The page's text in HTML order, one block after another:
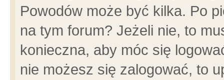
Powodów może być kilka. Po
na tym forum? Jeżeli nie, to
konieczna, aby móc się
nie możesz się zalogować, to